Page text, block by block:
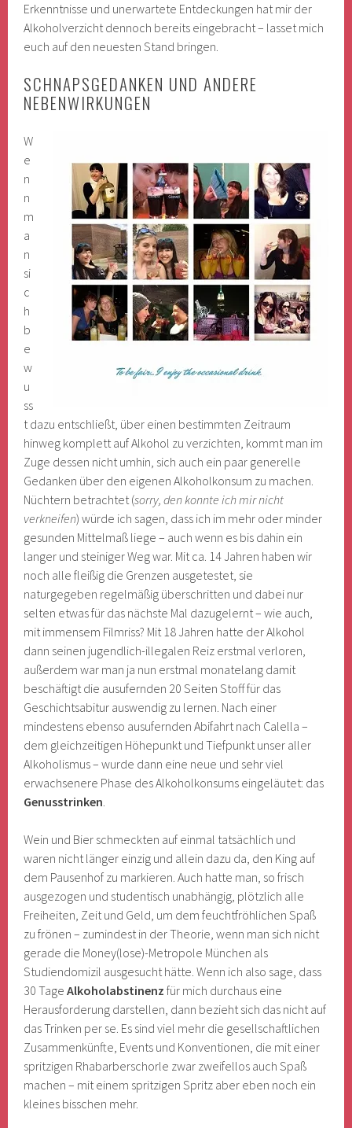
Erkenntnisse und unerwartete Entdeckungen hat mir der
Alkoholverzicht dennoch bereits eingebracht – lasset mich
euch auf den neuesten Stand bringen.
SCHNAPSGEDANKEN UND ANDERE
NEBENWIRKUNGEN
W
e
n
n
m
a
n
si
c
h
b
e
w
u
ss
t dazu entschließt, über einen bestimmten Zeitraum
hinweg komplett auf Alkohol zu verzichten, kommt man im
Zuge dessen nicht umhin, sich auch ein paar generelle
Gedanken über den eigenen Alkoholkonsum zu machen.
Nüchtern betrachtet (sorry, den konnte ich mir nicht
verkneifen) würde ich sagen, dass ich im mehr oder minder
gesunden Mittelmaß liege – auch wenn es bis dahin ein
langer und steiniger Weg war. Mit ca. 14 Jahren haben wir
noch alle fleißig die Grenzen ausgetestet, sie
naturgegeben regelmäßig überschritten und dabei nur
selten etwas für das nächste Mal dazugelernt – wie auch,
mit immensem Filmriss? Mit 18 Jahren hatte der Alkohol
dann seinen jugendlich-illegalen Reiz erstmal verloren,
außerdem war man ja nun erstmal monatelang damit
beschäftigt die ausufernden 20 Seiten Stoff für das
Geschichtsabitur auswendig zu lernen. Nach einer
mindestens ebenso ausufernden Abifahrt nach Calella –
dem gleichzeitigen Höhepunkt und Tiefpunkt unser aller
Alkoholismus – wurde dann eine neue und sehr viel
erwachsenere Phase des Alkoholkonsums eingeläutet: das
Genusstrinken.
Wein und Bier schmeckten auf einmal tatsächlich und
waren nicht länger einzig und allein dazu da, den King auf
dem Pausenhof zu markieren. Auch hatte man, so frisch
ausgezogen und studentisch unabhängig, plötzlich alle
Freiheiten, Zeit und Geld, um dem feuchtfröhlichen Spaß
zu frönen – zumindest in der Theorie, wenn man sich nicht
gerade die Money(lose)-Metropole München als
Studiendomizil ausgesucht hätte. Wenn ich also sage, dass
30 TageAlkoholabstinenz für mich durchaus eine
Herausforderung darstellen, dann bezieht sich das nicht auf
das Trinken per se. Es sind viel mehr die gesellschaftlichen
Zusammenkünfte, Events und Konventionen, die mit einer
spritzigen Rhabarberschorle zwar zweifellos auch Spaß
machen – mit einem spritzigen Spritz aber eben noch ein
kleines bisschen mehr.